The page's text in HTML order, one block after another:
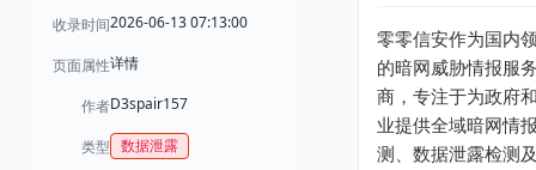
收录时间2026-06-13 07:13:00
页面属性详情
作者D3spair157
类型 数据泄露
零零信安作为国内
的暗网威胁情报服
商，专注于为政府
业提供全域暗网情
测、数据泄露检测